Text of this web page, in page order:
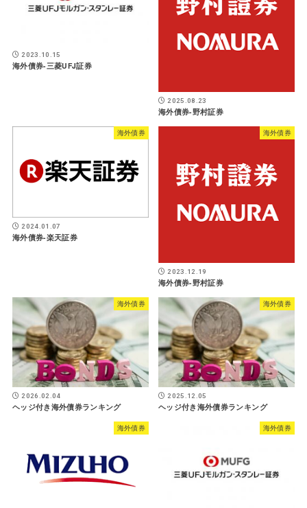
2023.10.15
海外債券-三菱UFJ証券
2025.08.23
海外債券-野村証券
海外債券
2024.01.07
海外債券-楽天証券
海外債券
2023.12.19
海外債券-野村証券
海外債券
2026.02.04
ヘッジ付き海外債券ランキング
海外債券
2025.12.05
ヘッジ付き海外債券ランキング
海外債券 海外債券